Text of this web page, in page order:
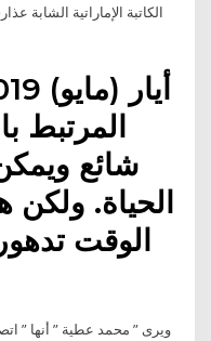
الكاتبة الإماراتية الشابة
المرتبط
شائع
الحياة.
الوقت تدهور
ويرى ” محمد عطية ” أنها ”